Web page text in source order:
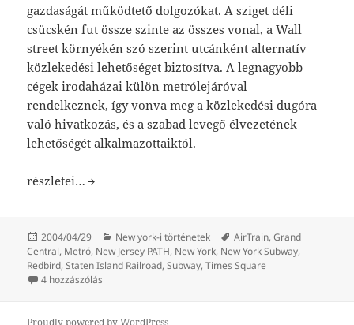
gazdaságát működtető dolgozókat. A sziget déli
csücskén fut össze szinte az összes vonal, a Wall
street környékén szó szerint utcánként alternatív
közlekedési lehetőséget biztosítva. A legnagyobb
cégek irodaházai külön metrólejáróval
rendelkeznek, így vonva meg a közlekedési dugóra
való hivatkozás, és a szabad levegő élvezetének
lehetőségét alkalmazottaiktól.
New York-i metró: New York Subway
részletei…
Közzétéve
2004/04/29 Kategória
New york-i történetek Címke
AirTrain,Grand
Central, Metró, New Jersey PATH, New York, New York Subway,
Redbird,Staten Island Railroad,Subway,Times Square
4 hozzászólás
Proudly powered by WordPress